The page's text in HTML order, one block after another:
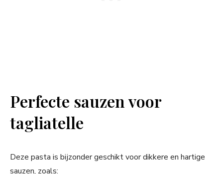
Perfecte sauzen voor
tagliatelle
Deze pasta is bijzonder geschikt voor dikkere en hartige
sauzen, zoals: